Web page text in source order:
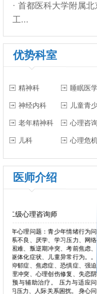
· 首都医科大学附属
工...
优势科室
精神科 睡眠医
神经内科 儿童青
老年精神科 心理咨
儿科 心理危
医师介绍
问
络
、
。
迫
阴
问
问